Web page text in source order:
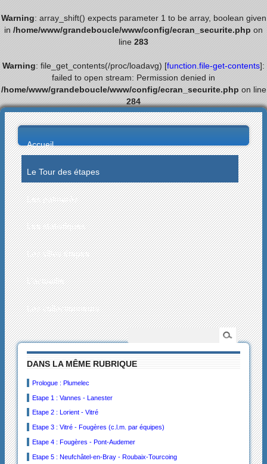
Warning: array_shift() expects parameter 1 to be array, boolean given
in /home/www/grandeboucle/www/config/ecran_securite.php on
line 283
Warning: file_get_contents(/proc/loadavg) [function.file-get-contents]:
failed to open stream: Permission denied in
/home/www/grandeboucle/www/config/ecran_securite.php on line
284
Accueil
Le Tour des étapes
Les palmarès
Les statistiques
Les villes étapes
L’actualité
Les collectionneurs
DANS LA MÊME RUBRIQUE
Prologue : Plumelec
Etape 1 : Vannes - Lanester
Etape 2 : Lorient - Vitré
Etape 3 : Vitré - Fougères (c.l.m. par équipes)
Etape 4 : Fougères - Pont-Audemer
Etape 5 : Neufchâtel-en-Bray - Roubaix-Tourcoing